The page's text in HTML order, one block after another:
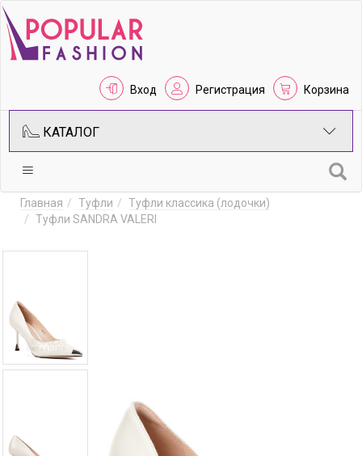
Вход Регистрация Корзина
КАТАЛОГ
Главная Туфли
Туфли классика (лодочки)
Туфли SANDRA VALERI